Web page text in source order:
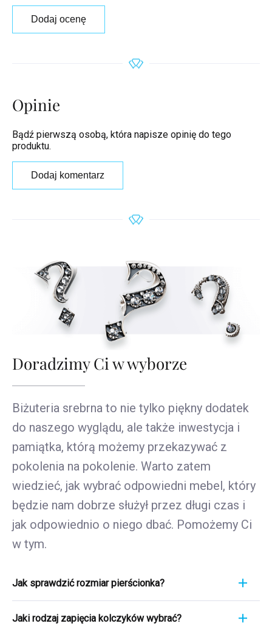
Dodaj ocenę
Opinie
Bądź pierwszą osobą, która napisze opinię do tego
produktu.
Dodaj komentarz
Doradzimy Ci w wyborze
Biżuteria srebrna to nie tylko piękny dodatek
do naszego wyglądu, ale także inwestycja i
pamiątka, którą możemy przekazywać z
pokolenia na pokolenie. Warto zatem
wiedzieć, jak wybrać odpowiedni mebel, który
będzie nam dobrze służył przez długi czas i
jak odpowiednio o niego dbać. Pomożemy Ci
w tym.
Jak sprawdzić rozmiar pierścionka?
poznać jego rozmiar, weź linijkę i przyłóż ją
Jaki rodzaj zapięcia kolczyków wybrać?